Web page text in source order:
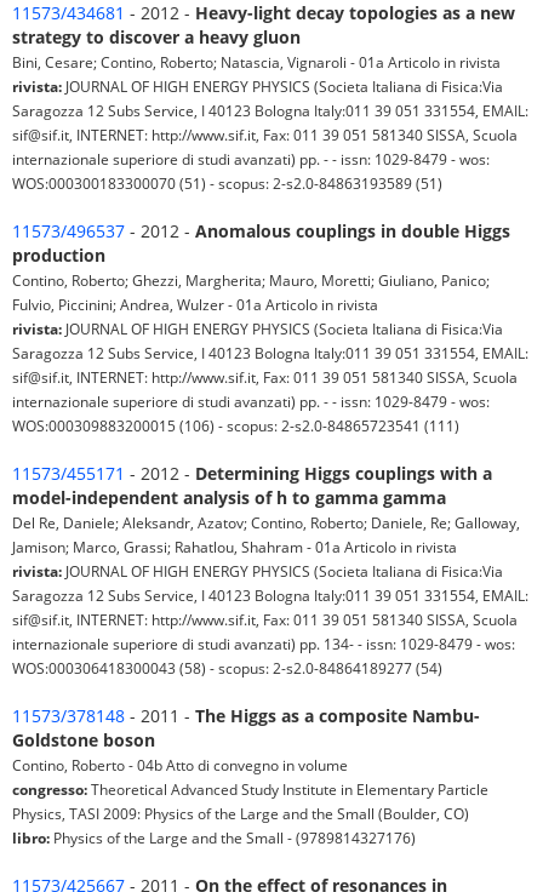
11573/434681 - 2012 - Heavy-light decay topologies as a new
strategy to discover a heavy gluon
Bini, Cesare; Contino, Roberto; Natascia, Vignaroli - 01a Articolo in rivista
rivista: JOURNAL OF HIGH ENERGY PHYSICS (Societa Italiana di Fisica:Via
Saragozza 12 Subs Service, I 40123 Bologna Italy:011 39 051 331554, EMAIL:
sif@sif.it, INTERNET: http://www.sif.it, Fax: 011 39 051 581340 SISSA, Scuola
internazionale superiore di studi avanzati) pp. - - issn: 1029-8479 - wos:
WOS:000300183300070 (51) - scopus: 2-s2.0-84863193589 (51)
11573/496537 - 2012 - Anomalous couplings in double Higgs
production
Contino, Roberto; Ghezzi, Margherita; Mauro, Moretti; Giuliano, Panico;
Fulvio, Piccinini; Andrea, Wulzer - 01a Articolo in rivista
rivista: JOURNAL OF HIGH ENERGY PHYSICS (Societa Italiana di Fisica:Via
Saragozza 12 Subs Service, I 40123 Bologna Italy:011 39 051 331554, EMAIL:
sif@sif.it, INTERNET: http://www.sif.it, Fax: 011 39 051 581340 SISSA, Scuola
internazionale superiore di studi avanzati) pp. - - issn: 1029-8479 - wos:
WOS:000309883200015 (106) - scopus: 2-s2.0-84865723541 (111)
11573/455171 - 2012 - Determining Higgs couplings with a
model-independent analysis of h to gamma gamma
Del Re, Daniele; Aleksandr, Azatov; Contino, Roberto; Daniele, Re; Galloway,
Jamison; Marco, Grassi; Rahatlou, Shahram - 01a Articolo in rivista
rivista: JOURNAL OF HIGH ENERGY PHYSICS (Societa Italiana di Fisica:Via
Saragozza 12 Subs Service, I 40123 Bologna Italy:011 39 051 331554, EMAIL:
sif@sif.it, INTERNET: http://www.sif.it, Fax: 011 39 051 581340 SISSA, Scuola
internazionale superiore di studi avanzati) pp. 134- - issn: 1029-8479 - wos:
WOS:000306418300043 (58) - scopus: 2-s2.0-84864189277 (54)
11573/378148 - 2011 - The Higgs as a composite Nambu-
Goldstone boson
Contino, Roberto - 04b Atto di convegno in volume
congresso:Theoretical Advanced Study Institute in Elementary Particle
Physics, TASI 2009: Physics of the Large and the Small (Boulder, CO)
libro: Physics of the Large and the Small - (9789814327176)
11573/425667 - 2011 - On the effect of resonances in